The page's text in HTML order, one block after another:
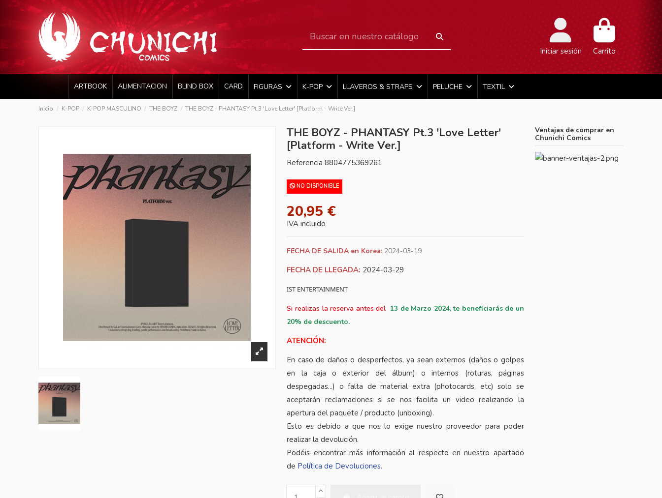
Iniciar sesión Carrito
ARTBOOK ALIMENTACION BLIND BOX CARD FIGURAS K-POP LLAVEROS & STRAPS PELUCHE TEXTIL
Inicio K-POP K-POP MASCULINO THE BOYZ THE BOYZ - PHANTASY Pt.3 'Love Letter' [Platform - Write Ver.]
THE BOYZ - PHANTASY Pt.3 'Love Letter'
[Platform - Write Ver.]
Referencia 8804775369261
NO DISPONIBLE
20,95 €
IVA incluido
FECHA DE SALIDA en Korea: 2024-03-19
FECHA DE LLEGADA: 2024-03-29
IST ENTERTAINMENT
Si realizas la reserva antes del 13 de Marzo 2024, te beneficiarás de un
20% de descuento.
ATENCIÓN:
En caso de daños o desperfectos, ya sean externos (daños o golpes
en la caja o exterior del álbum) o internos (roturas, páginas
despegadas...) o falta de material extra (photocards, etc) solo se
aceptarán reclamaciones si se nos facilita un video realizando la
apertura del paquete / producto (unboxing).
Esto es debido a que nos lo exige nuestro proveedor para poder
realizar la devolución.
Podéis encontrar más información al respecto en nuestro apartado
de Política de Devoluciones.
Ventajas de comprar en
Chunichi Comics